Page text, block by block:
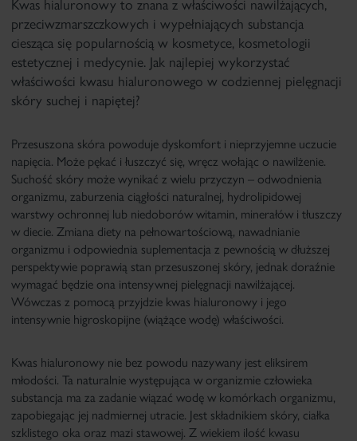
Kwas hialuronowy to znana z właściwości nawilżających,
przeciwzmarszczkowych i wypełniających substancja
ciesząca się popularnością w kosmetyce, kosmetologii
estetycznej i medycynie. Jak najlepiej wykorzystać
właściwości kwasu hialuronowego w codziennej pielęgnacji
skóry suchej i napiętej?
Przesuszona skóra powoduje dyskomfort i nieprzyjemne uczucie
napięcia. Może pękać i łuszczyć się, wręcz wołając o nawilżenie.
Suchość skóry może wynikać z wielu przyczyn – odwodnienia
organizmu, zaburzenia ciągłości naturalnej, hydrolipidowej
warstwy ochronnej lub niedoborów witamin, minerałów i tłuszczy
w diecie. Zmiana diety na pełnowartościową, nawadnianie
organizmu i odpowiednia suplementacja z pewnością w dłuższej
perspektywie poprawią stan przesuszonej skóry, jednak doraźnie
wymagać będzie ona intensywnej pielęgnacji nawilżającej.
Wówczas z pomocą przyjdzie kwas hialuronowy i jego
intensywnie higroskopijne (wiążące wodę) właściwości.
Kwas hialuronowy nie bez powodu nazywany jest eliksirem
młodości. Ta naturalnie występująca w organizmie człowieka
substancja ma za zadanie wiązać wodę w komórkach organizmu,
zapobiegając jej nadmiernej utracie. Jest składnikiem skóry, ciałka
szklistego oka oraz mazi stawowej. Z wiekiem ilość kwasu